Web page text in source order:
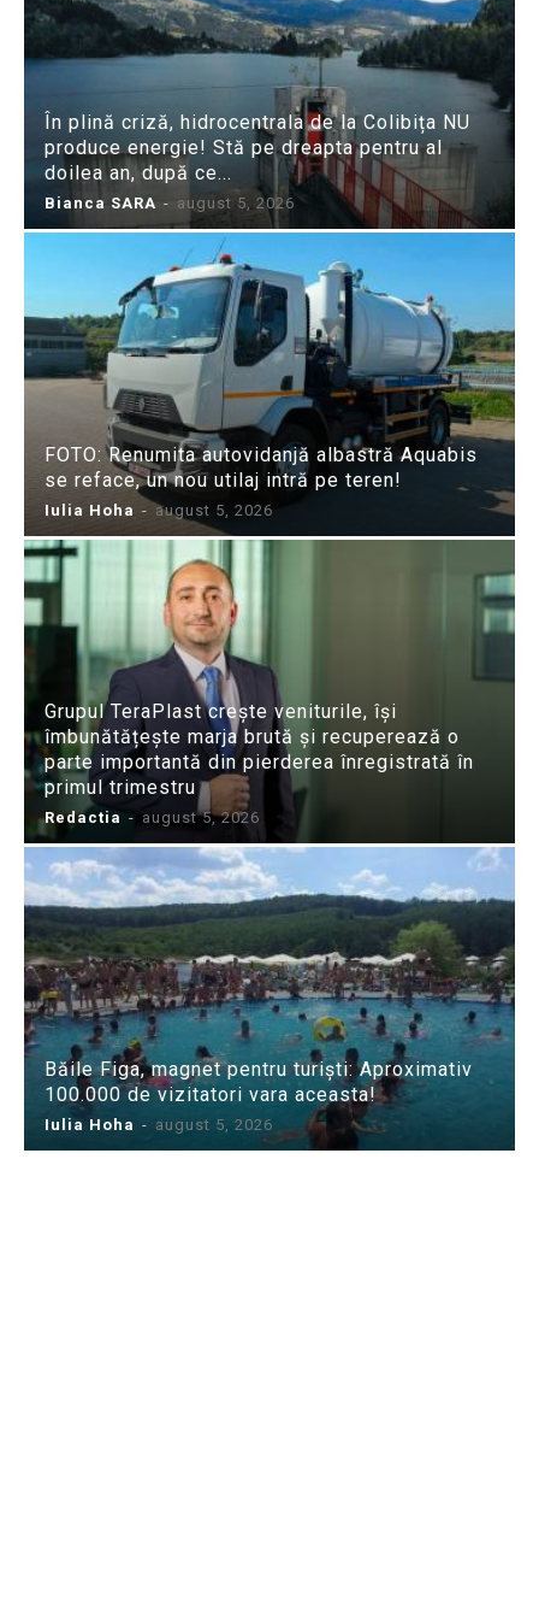
În plină criză, hidrocentrala de la Colibița NU
produce energie! Stă pe dreapta pentru al
doilea an, după ce...
Bianca SARA - august 5, 2026
FOTO: Renumita autovidanjă albastră Aquabis
se reface, un nou utilaj intră pe teren!
Iulia Hoha - august 5, 2026
Grupul TeraPlast crește veniturile, își
îmbunătățește marja brută și recuperează o
parte importantă din pierderea înregistrată în
primul trimestru
Redactia - august 5, 2026
Băile Figa, magnet pentru turiști: Aproximativ
100.000 de vizitatori vara aceasta!
Iulia Hoha - august 5, 2026